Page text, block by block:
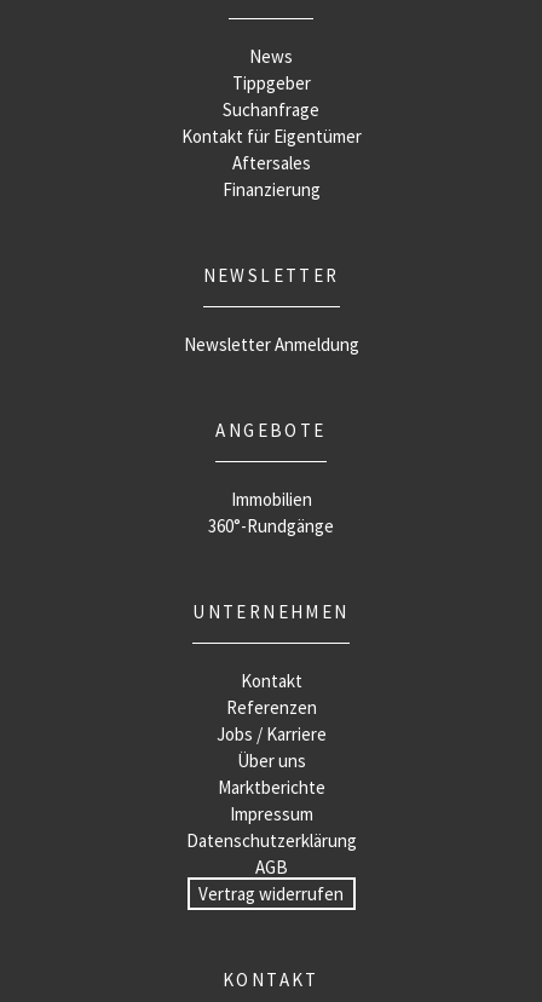
News
Tippgeber
Suchanfrage
Kontakt für Eigentümer
Aftersales
Finanzierung
NEWSLETTER
Newsletter Anmeldung
ANGEBOTE
Immobilien
360°-Rundgänge
UNTERNEHMEN
Kontakt
Referenzen
Jobs / Karriere
Über uns
Marktberichte
Impressum
Datenschutzerklärung
AGB
Vertrag widerrufen
KONTAKT